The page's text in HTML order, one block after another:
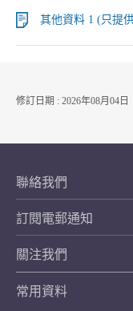
其他資料 1 (只提
修訂日期 : 2026年08月04日
聯絡我們
訂閱電郵通知
關注我們
常用資料